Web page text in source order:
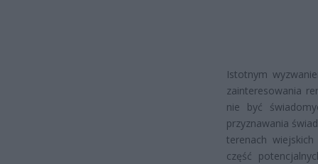
Istotnym
zainteresowania
nie być
przyznawania
terenach
część